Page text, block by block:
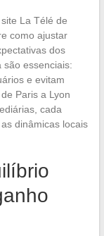
La Télé de
como ajustar
dos
são essenciais:
e evitam
Paris a Lyon
cada
dinâmicas locais